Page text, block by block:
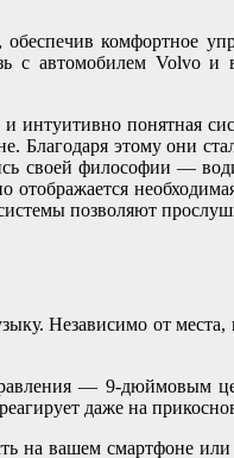
комфортное
с автомобилем
интуитивно понятная
Благодаря этому они
своей философии —
отображается
позволяют
Независимо от
— 9-дюймовым
даже на
на вашем смартфоне